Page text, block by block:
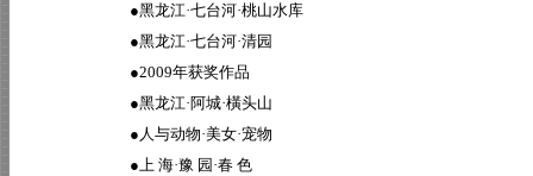
●黑龙江·七台河·桃山水库
●黑龙江·七台河·清园
●2009年获奖作品
●黑龙江·阿城·橫头山
● 人与动物·美女·宠物
●上 海·豫 园·春 色